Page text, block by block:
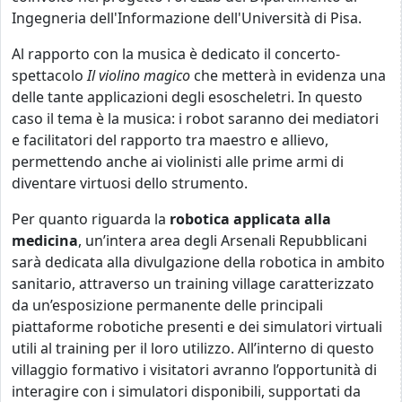
Ingegneria dell'Informazione dell'Università di Pisa.
Al rapporto con la musica è dedicato il concerto-
spettacoloIl violino magico che metterà in evidenza una
delle tante applicazioni degli esoscheletri. In questo
caso il tema è la musica: i robot saranno dei mediatori
e facilitatori del rapporto tra maestro e allievo,
permettendo anche ai violinisti alle prime armi di
diventare virtuosi dello strumento.
Per quanto riguarda la robotica applicata alla
medicina, un’intera area degli Arsenali Repubblicani
sarà dedicata alla divulgazione della robotica in ambito
sanitario, attraverso un training village caratterizzato
da un’esposizione permanente delle principali
piattaforme robotiche presenti e dei simulatori virtuali
utili al training per il loro utilizzo. All’interno di questo
villaggio formativo i visitatori avranno l’opportunità di
interagire con i simulatori disponibili, supportati da